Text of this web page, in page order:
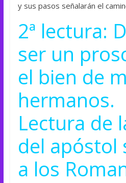
y sus pasos señalarán el
2ª lectura:
ser un
el bien de
hermanos.
Lectura de
del apóstol
a los